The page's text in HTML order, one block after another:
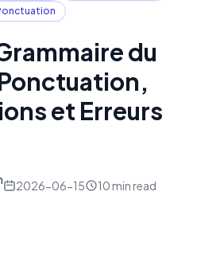
du
et Erreurs
2026-06-15 10 min read